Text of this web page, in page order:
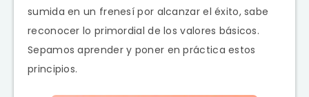
sumida en un frenesí por alcanzar el éxito, sabe
reconocer lo primordial de los valores básicos.
Sepamos aprender y poner en práctica estos
principios.